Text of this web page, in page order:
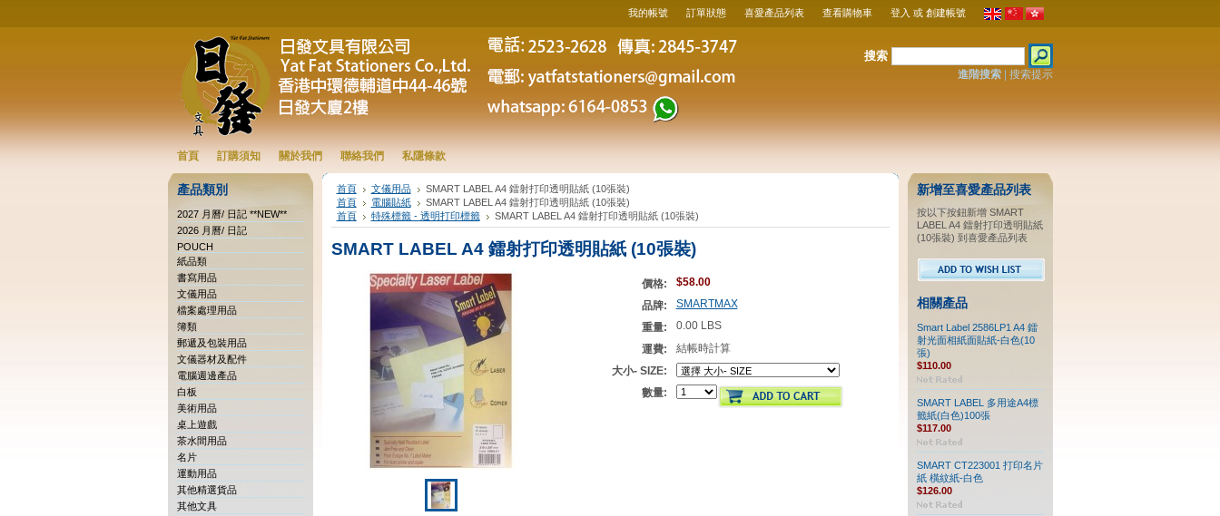
我的帳號 訂單狀態 喜愛產品列表 查看購物車 登入 或 創建帳號
搜索
進階搜索| 搜索提示
首頁 訂購須知 關於我們 聯絡我們 私隱條款
產品類別
2027 月曆/ 日記 **NEW**
2026 月曆/ 日記
POUCH
紙品類
書寫用品
文儀用品
檔案處理用品
簿類
郵遞及包裝用品
文儀器材及配件
電腦週邊產品
白板
美術用品
桌上遊戲
茶水間用品
名片
運動用品
其他精選貨品
其他文具
首頁 文儀用品
SMART LABEL A4 鐳射打印透明貼紙 (10張裝)
首頁
電腦貼紙
SMART LABEL A4 鐳射打印透明貼紙 (10張裝)
首頁
特殊標籤 - 透明打印標籤 SMART LABEL A4 鐳射打印透明貼紙 (10張裝)
SMART LABEL A4 鐳射打印透明貼紙 (10張裝)
價格:
$58.00
品牌:
SMARTMAX
重量:
0.00 LBS
運費:
結帳時計算
大小- SIZE:
數量:
新增至喜愛產品列表
按以下按鈕新增 SMART
LABEL A4 鐳射打印透明貼紙
(10張裝) 到喜愛產品列表
相關產品
Smart Label 2586LP1 A4 鐳
射光面相紙面貼紙-白色(10
張)
$110.00
SMART LABEL 多用途A4標
籤紙(白色)100張
$117.00
SMART CT223001 打印名片
紙 橫紋紙-白色
$126.00